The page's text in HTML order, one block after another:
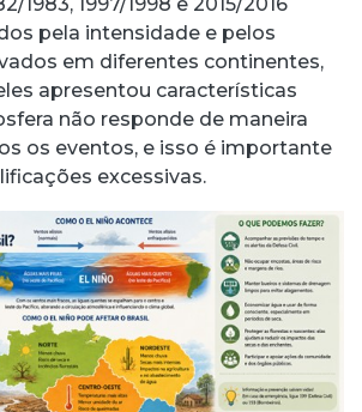
pela intensidade e pelos
em diferentes continentes,
apresentou características
não responde de maneira
os eventos, e isso é importante
excessivas.